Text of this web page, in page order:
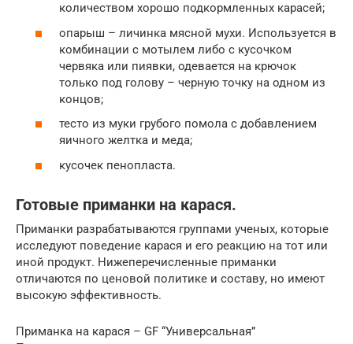
количеством хорошо подкормленных карасей;
опарыш – личинка мясной мухи. Используется в
комбинации с мотылем либо с кусочком
червяка или пиявки, одевается на крючок
только под голову – черную точку на одном из
концов;
тесто из муки грубого помола с добавлением
яичного желтка и меда;
кусочек пенопласта.
Готовые приманки на карася.
Приманки разрабатываются группами ученых, которые
исследуют поведение карася и его реакцию на тот или
иной продукт. Нижеперечисленные приманки
отличаются по ценовой политике и составу, но имеют
высокую эффективность.
Приманка на карася – GF “Универсальная”